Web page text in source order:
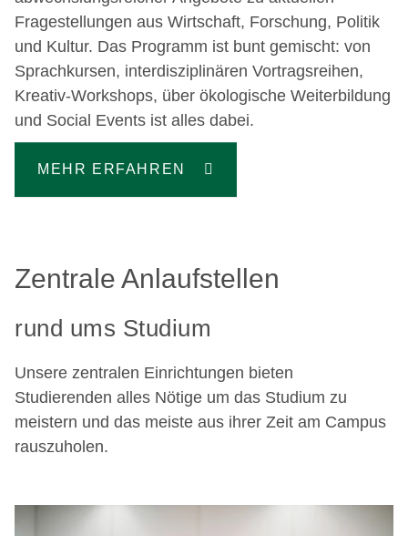
Fragestellungen aus Wirtschaft, Forschung, Politik
und Kultur. Das Programm ist bunt gemischt: von
Sprachkursen, interdisziplinären Vortragsreihen,
Kreativ-Workshops, über ökologische Weiterbildung
und Social Events ist alles dabei.
MEHR ERFAHREN
Zentrale Anlaufstellen
rund ums Studium
Unsere zentralen Einrichtungen bieten
Studierenden alles Nötige um das Studium zu
meistern und das meiste aus ihrer Zeit am Campus
rauszuholen.